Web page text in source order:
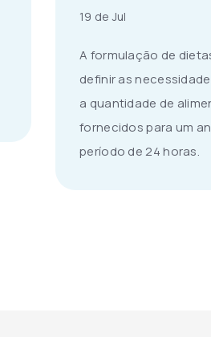
19 de Jul
A formulação de
definir as
a quantidade de
fornecidos para um
período de 24 horas.